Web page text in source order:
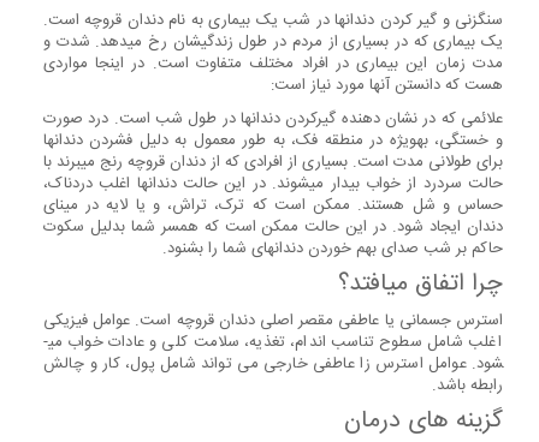
سنگ­زنی و گیر کردن دندانها در شب یک بیماری به نام دندان قروچه است.
یک بیماری که در بسیاری از مردم در طول زندگیشان رخ می­دهد. شدت و
مدت زمان این بیماری در افراد مختلف متفاوت است. در اینجا مواردی
هست که دانستن آنها مورد نیاز است:
علائمی که در نشان دهنده گیرکردن دندانها در طول شب است. درد صورت
و خستگی، به­ویژه در منطقه فک، به طور معمول به دلیل فشردن دندانها
برای طولانی مدت است. بسیاری از افرادی که از دندان قروچه رنج می­برند با
حالت سردرد از خواب بیدار می­شوند. در این حالت دندانها اغلب دردناک،
حساس و شل هستند. ممکن است که ترک، تراش، و یا لایه در مینای
دندان ایجاد شود. در این حالت ممکن است که همسر شما بدلیل سکوت
حاکم بر شب صدای بهم خوردن دندانهای شما را بشنود.
چرا اتفاق می­افتد؟
استرس جسمانی یا عاطفی مقصر اصلی دندان قروچه است. عوامل فیزیکی
اغلب شامل سطوح تناسب اندام، تغذیه، سلامت کلی و عادات خواب می­
شود. عوامل استرس زا عاطفی خارجی می تواند شامل پول، کار و چالش
رابطه باشد.
گزینه ­های درمان